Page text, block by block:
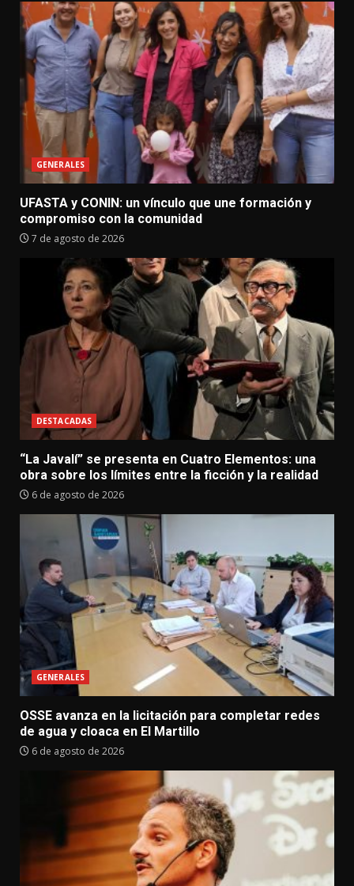
GENERALES
UFASTA y CONIN: un vínculo que une formación y
compromiso con la comunidad
7 de agosto de 2026
DESTACADAS
“La Javalí” se presenta en Cuatro Elementos: una
obra sobre los límites entre la ficción y la realidad
6 de agosto de 2026
GENERALES
OSSE avanza en la licitación para completar redes
de agua y cloaca en El Martillo
6 de agosto de 2026